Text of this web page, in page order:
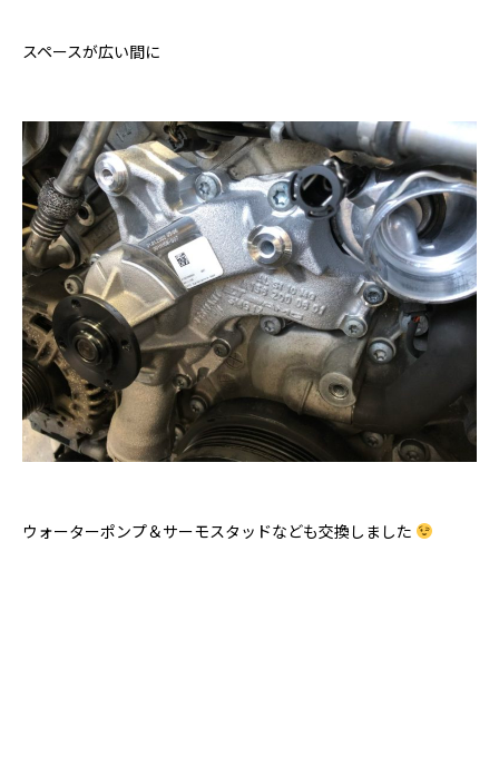
スペースが広い間に
ウォーターポンプ＆サーモスタッドなども交換しました